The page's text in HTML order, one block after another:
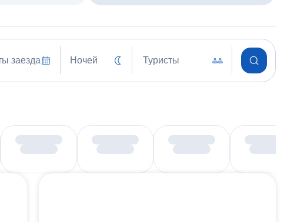
заезда Ночей Туристы